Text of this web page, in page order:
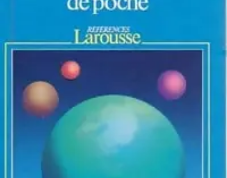
Atlas Géographique
Perception et Utilisation
Atlas Thématiques
Atlas Géographique